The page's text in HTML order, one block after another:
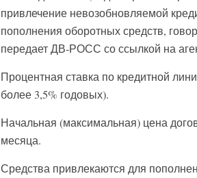
привлечение невозобновляемой
пополнения оборотных средств,
передает ДВ-РОСС со ссылкой на
Процентная ставка по кредитной
более 3,5% годовых).
Начальная (максимальная) цена
месяца.
Средства привлекаются для